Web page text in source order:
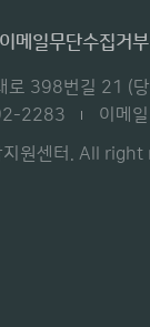
이메일무단수집거부
398번길 21 (
2283
이메
원센터. All right